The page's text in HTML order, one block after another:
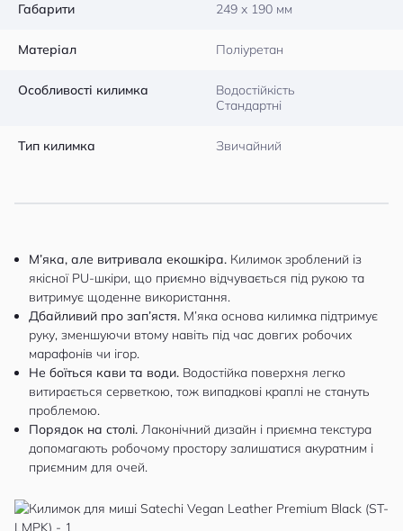
Габарити 249 x 190 мм
Матеріал Поліуретан
Особливості килимка
Водостійкість
Стандартні
Тип килимка Звичайний
М’яка, але витривала екошкіра. Килимок зроблений із
якісної PU-шкіри, що приємно відчувається під рукою та
витримує щоденне використання.
Дбайливий про зап’ястя. М’яка основа килимка підтримує
руку, зменшуючи втому навіть під час довгих робочих
марафонів чи ігор.
Не боїться кави та води. Водостійка поверхня легко
витирається серветкою, тож випадкові краплі не стануть
проблемою.
Порядок на столі. Лаконічний дизайн і приємна текстура
допомагають робочому простору залишатися акуратним і
приємним для очей.